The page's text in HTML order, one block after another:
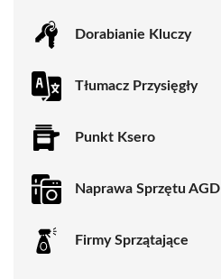
Dorabianie Kluczy
Tłumacz Przysięgły
Punkt Ksero
Naprawa Sprzętu AGD
Firmy Sprzątające